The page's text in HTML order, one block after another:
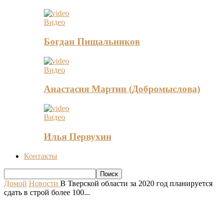
Видео
Богдан Пищальников
Видео
Анастасия Мартин (Добромыслова)
Видео
Илья Первухин
Контакты
Домой Новости В Тверской области за 2020 год планируется
сдать в строй более 100...